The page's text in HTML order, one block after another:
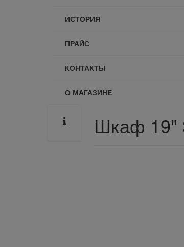
ИСТОРИЯ
ПРАЙС
КОНТАКТЫ
О МАГАЗИНЕ
Шкаф 19"